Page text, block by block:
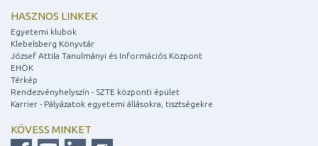
HASZNOS LINKEK
Egyetemi klubok
Klebelsberg Könyvtár
József Attila Tanulmányi és Információs Központ
EHÖK
Térkép
Rendezvényhelyszín - SZTE központi épület
Karrier - Pályázatok egyetemi állásokra, tisztségekre
KÖVESS MINKET